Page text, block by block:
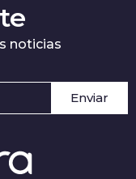
noticias
Enviar